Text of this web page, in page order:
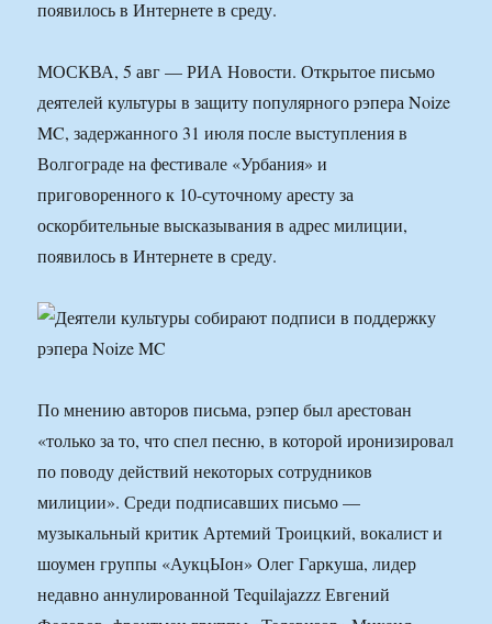
появилось в Интернете в среду.
МОСКВА, 5 авг — РИА Новости. Открытое письмо
деятелей культуры в защиту популярного рэпера Noize
MC, задержанного 31 июля после выступления в
Волгограде на фестивале «Урбания» и
приговоренного к 10-суточному аресту за
оскорбительные высказывания в адрес милиции,
появилось в Интернете в среду.
По мнению авторов письма, рэпер был арестован
«только за то, что спел песню, в которой иронизировал
по поводу действий некоторых сотрудников
милиции». Среди подписавших письмо —
музыкальный критик Артемий Троицкий, вокалист и
шоумен группы «АукцЫон» Олег Гаркуша, лидер
недавно аннулированной Tequilajazzz Евгений